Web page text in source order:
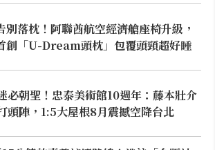
別落枕！阿聯酋航空經濟艙座椅升級，
創「U-Dream頭枕」包覆頭頸超好睡
必朝聖！忠泰美術館10週年：藤本壯介
頭陣，1:5大屋根8月震撼空降台北